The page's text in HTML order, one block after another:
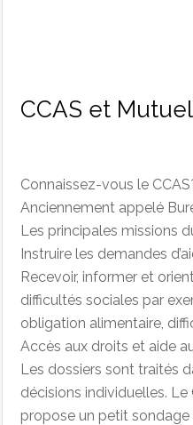
CCAS et
Connaissez-vous le
Anciennement appelé
Les principales missions
Instruire les demandes
Recevoir, informer et
difficultés sociales par
obligation alimentaire,
Accès aux droits et aide
Les dossiers sont traités
décisions individuelles.
propose un petit sondage